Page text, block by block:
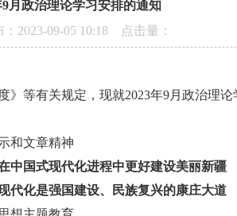
9月政治理论学习安排的通知
2023-09-05 10:18 点击量：
》等有关规定，现就2023年9月政治理论
和文章精神
中国式现代化进程中更好建设美丽新疆
代化是强国建设、民族复兴的康庄大道